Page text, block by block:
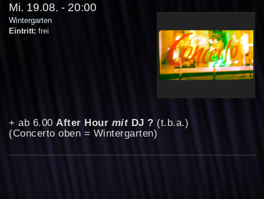
Mi. 19.08. - 20:00
Wintergarten
Eintritt: frei
+ ab 6.00 After Hour mitDJ ? (t.b.a.)
(Concerto oben = Wintergarten)